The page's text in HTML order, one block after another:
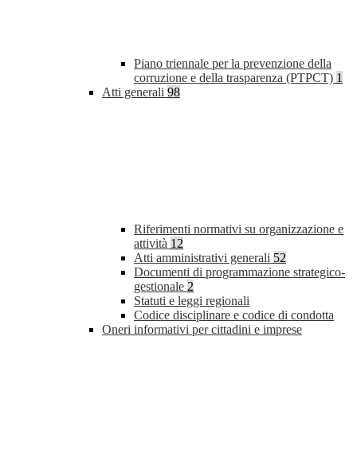
Piano triennale per la prevenzione della
corruzione e della trasparenza (PTPCT) 1
Atti generali 98
Riferimenti normativi su organizzazione e
attività 12
Atti amministrativi generali 52
Documenti di programmazione strategico-
gestionale 2
Statuti e leggi regionali
Codice disciplinare e codice di condotta
Oneri informativi per cittadini e imprese